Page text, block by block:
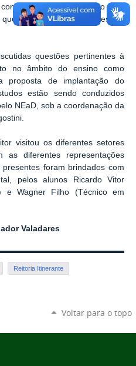
com a participação dos
compõem a equipe gestora
questões pertinentes à
no âmbito do ensino como
proposta de implantação do
estão sendo conduzidos
NEaD, sob a coordenação da
visitou os diferentes setores
as diferentes representações
foram brindados com
pelos alunos Ricardo Vitor
e Wagner Filho (Técnico em
Valadares
Reitoria Itinerante
Voltar para o topo